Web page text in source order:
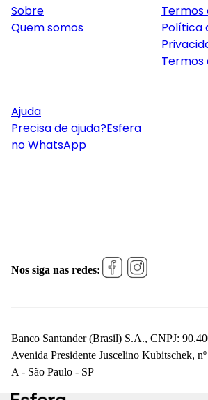
Sobre
Quem somos
Termos
Política
Termos
Ajuda
Precisa de ajuda?Esfera
no WhatsApp
Nos siga nas redes:
Banco Santander (Brasil) S.A., CNPJ:
Avenida Presidente Juscelino Kubitschek,
A - São Paulo - SP